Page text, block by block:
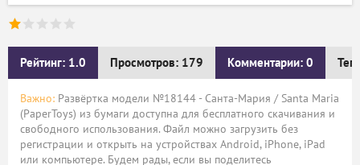
Рейтинг: 1.0 Просмотров: 179 Комментарии: 0
Важно: Развёртка модели №18144 - Санта-Мария / Santa Maria
(PaperToys) из бумаги доступна для бесплатного скачивания и
свободного использования. Файл можно загрузить без
регистрации и открыть на устройствах Android, iPhone, iPad
или компьютере. Будем рады, если вы поделитесь